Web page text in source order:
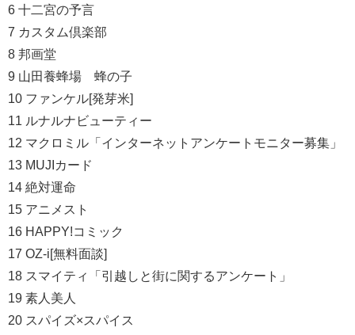
6 十二宮の予言
7 カスタム倶楽部
8 邦画堂
9 山田養蜂場 蜂の子
10 ファンケル[発芽米]
11 ルナルナビューティー
12 マクロミル「インターネットアンケートモニター募集」
13 MUJIカード
14 絶対運命
15 アニメスト
16 HAPPY!コミック
17 OZ-i[無料面談]
18 スマイティ「引越しと街に関するアンケート」
19 素人美人
20 スパイズ×スパイス